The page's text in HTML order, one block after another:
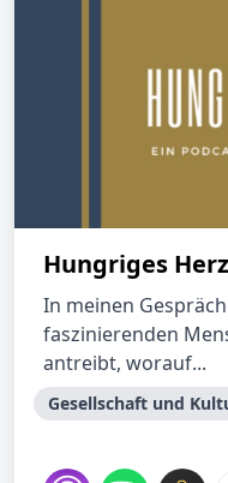
Hungriges Herz
In meinen
faszinierenden
antreibt, worauf...
Gesellschaft und